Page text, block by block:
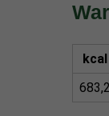
kcal
683,2